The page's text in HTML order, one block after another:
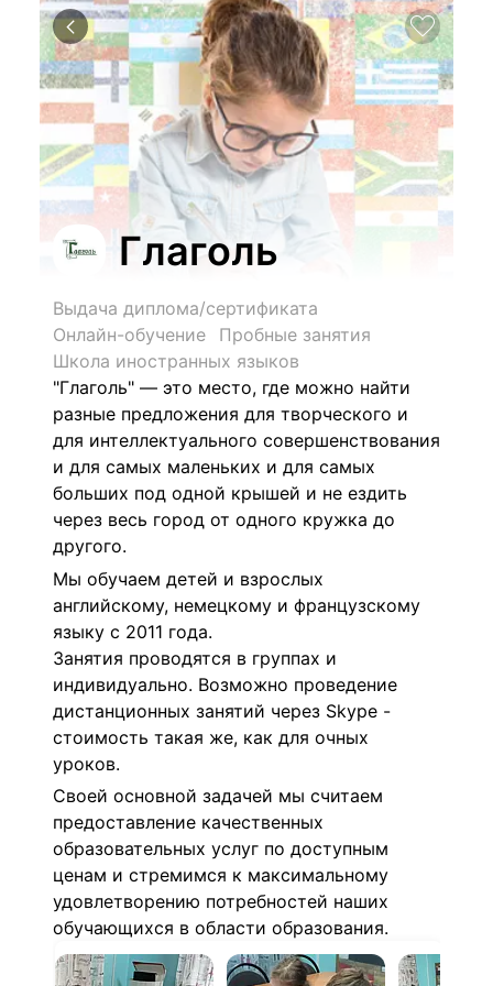
Глаголь
Выдача диплома/сертификата
Онлайн-обучение
Пробные занятия
Школа иностранных языков
"Глаголь" — это место, где можно найти
разные предложения для творческого и
для интеллектуального совершенствования
и для самых маленьких и для самых
больших под одной крышей и не ездить
через весь город от одного кружка до
другого.
Мы обучаем детей и взрослых
английскому, немецкому и французскому
языку с 2011 года.
Занятия проводятся в группах и
индивидуально. Возможно проведение
дистанционных занятий через Skype -
стоимость такая же, как для очных
уроков.
Своей основной задачей мы считаем
предоставление качественных
образовательных услуг по доступным
ценам и стремимся к максимальному
удовлетворению потребностей наших
обучающихся в области образования.